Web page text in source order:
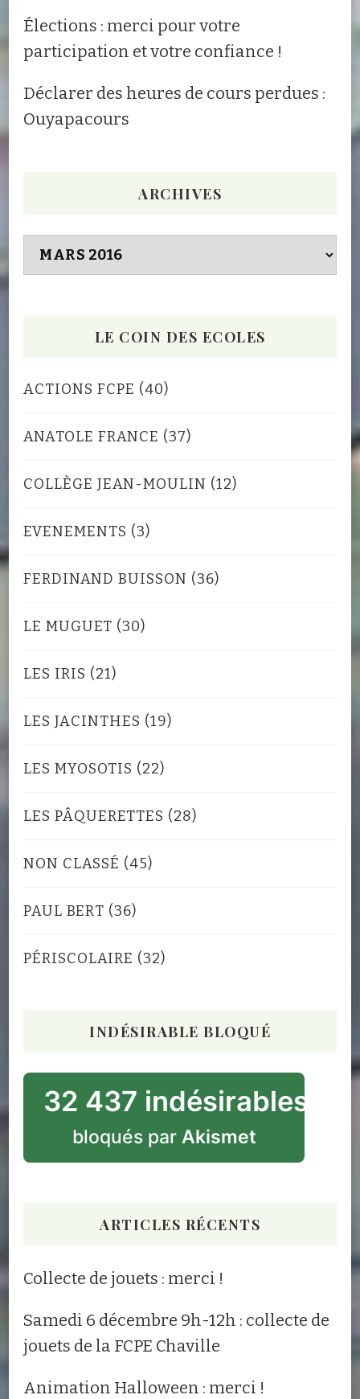
Élections : merci pour votre
participation et votre confiance !
Déclarer des heures de cours perdues :
Ouyapacours
ARCHIVES
Archives
LE COIN DES ECOLES
ACTIONS FCPE (40)
ANATOLE FRANCE (37)
COLLÈGE JEAN-MOULIN (12)
EVENEMENTS (3)
FERDINAND BUISSON (36)
LE MUGUET (30)
LES IRIS (21)
LES JACINTHES (19)
LES MYOSOTIS (22)
LES PÂQUERETTES (28)
NON CLASSÉ (45)
PAUL BERT (36)
PÉRISCOLAIRE (32)
INDÉSIRABLE BLOQUÉ
32 437 indésirables
bloqués par Akismet
ARTICLES RÉCENTS
Collecte de jouets : merci !
Samedi 6 décembre 9h-12h : collecte de
jouets de la FCPE Chaville
Animation Halloween : merci !